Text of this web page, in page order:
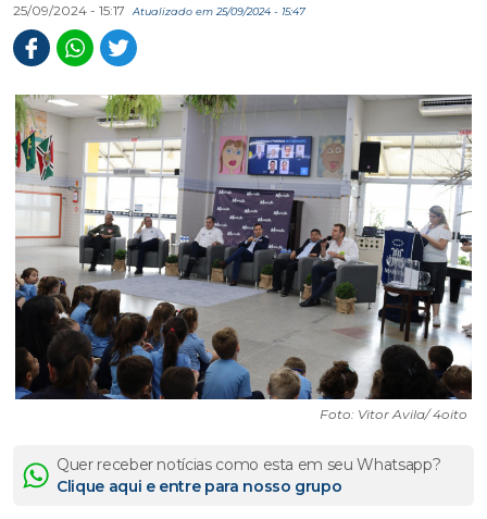
25/09/2024 - 15:17
Atualizado em 25/09/2024 - 15:47
Foto: Vitor Avila/ 4oito
Quer receber notícias como esta em seu Whatsapp?
Clique aqui e entre para nosso grupo